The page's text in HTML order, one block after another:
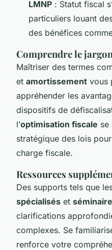
LMNP : Statut fiscal
particuliers louant
des bénéfices
Comprendre le
Maîtriser des termes
et amortissement vous
appréhender les
dispositifs de
l’optimisation fiscale se
stratégique des lois
charge fiscale.
Ressources
Des supports tels que
spécialisés et
clarifications
complexes. Se
renforce votre